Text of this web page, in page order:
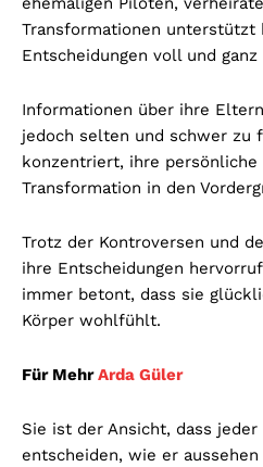
Transformationen unterstützt
Entscheidungen voll und
Informationen über ihre
jedoch selten und schwer zu
konzentriert, ihre persönliche
Transformation in den
Trotz der Kontroversen und
ihre Entscheidungen
immer betont, dass sie
Körper wohlfühlt.
Für MehrArda Güler
Sie ist der Ansicht, dass jeder
entscheiden, wie er